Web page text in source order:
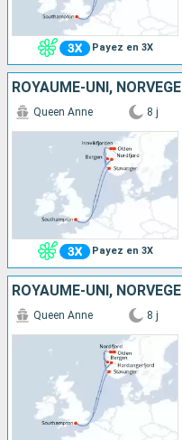
Payez en 3X
ROYAUME-UNI, NORVÈGE
Payez en 3X
Queen Anne 8 j
ROYAUME-UNI, NORVÈGE
Queen Anne 8 j